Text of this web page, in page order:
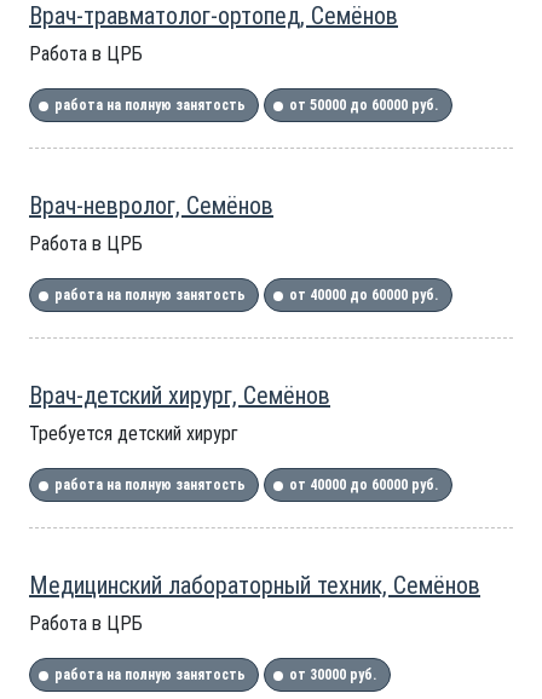
Врач-травматолог-ортопед, Семёнов
Работа в ЦРБ
работа на полную занятость от 50000 до 60000 руб.
Врач-невролог, Семёнов
Работа в ЦРБ
работа на полную занятость от 40000 до 60000 руб.
Врач-детский хирург, Семёнов
Требуется детский хирург
работа на полную занятость от 40000 до 60000 руб.
Медицинский лабораторный техник, Семёнов
Работа в ЦРБ
работа на полную занятость от 30000 руб.